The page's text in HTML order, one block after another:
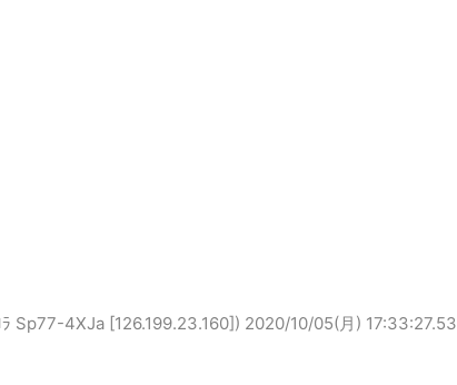
Sp77-4XJa [126.199.23.160]) 2020/10/05(月) 17:33:27.53